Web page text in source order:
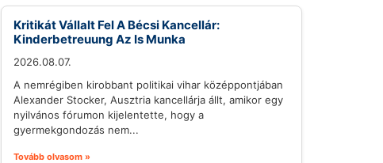
Kritikát Vállalt Fel A Bécsi Kancellár:
Kinderbetreuung Az Is Munka
2026.08.07.
A nemrégiben kirobbant politikai vihar középpontjában
Alexander Stocker, Ausztria kancellárja állt, amikor egy
nyilvános fórumon kijelentette, hogy a
gyermekgondozás nem...
Tovább olvasom »